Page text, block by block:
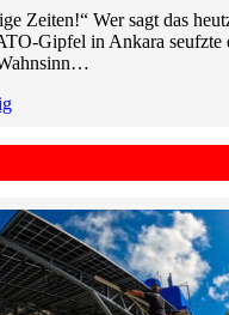
Zeiten!“ Wer sagt das
Gipfel in Ankara seufzte